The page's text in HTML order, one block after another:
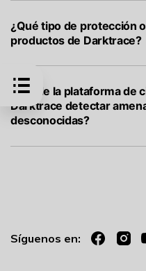
¿Qué tipo de protección
productos de Darktrace?
¿Puede la plataforma de
Darktrace detectar
desconocidas?
Síguenos en: